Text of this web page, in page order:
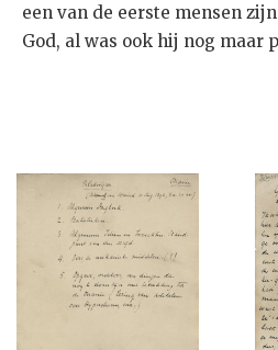
een van de eerste mensen
God, al was ook hij nog maar